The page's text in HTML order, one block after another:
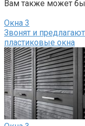
Вам также может
Окна 3
Звонят и
пластиковые окна